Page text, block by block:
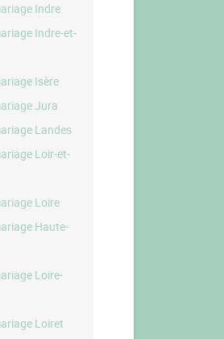
Indre
Indre-et-
Isère
Jura
Landes
Loir-et-
Loire
Haute-
Loire-
Loiret